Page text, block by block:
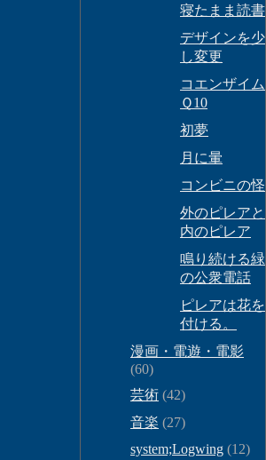
寝たまま読書
デザインを少
し変更
コエンザイム
Ｑ10
初夢
月に暈
コンビニの怪
外のピレアと
内のピレア
鳴り続ける緑
の公衆電話
ピレアは花を
付ける。
漫画・電遊・電影
(60)
芸術 (42)
音楽 (27)
system;Logwing (12)